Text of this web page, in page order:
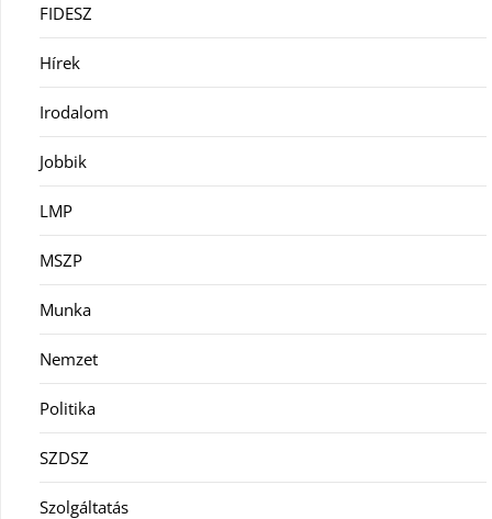
FIDESZ
Hírek
Irodalom
Jobbik
LMP
MSZP
Munka
Nemzet
Politika
SZDSZ
Szolgáltatás